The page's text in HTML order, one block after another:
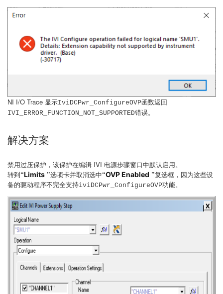
NI I/O Trace 显示IviDCPwr_ConfigureOVP函数返回
IVI_ERROR_FUNCTION_NOT_SUPPORTED错误。
解决方案
禁用过压保护，该保护在编辑 IVI 电源步骤窗口中默认启用。
转到“Limits ”选项卡并取消选中“OVP Enabled ”复选框，因为这些设
备的驱动程序不完全支持iviDCPwr_ConfigureOVP功能。